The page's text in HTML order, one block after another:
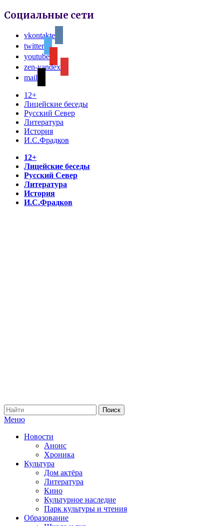
Социальные сети
vkontakte
twitter
youtube
zen-yandex
mail
12+
Лицейские беседы
Русский Север
Литература
История
И.С.Фрадков
12+
Лицейские беседы
Русский Север
Литература
История
И.С.Фрадков
Меню
Новости
Анонс
Хроника
Культура
Дом актёра
Литература
Кино
Культурное наследие
Парк культуры и чтения
Образование